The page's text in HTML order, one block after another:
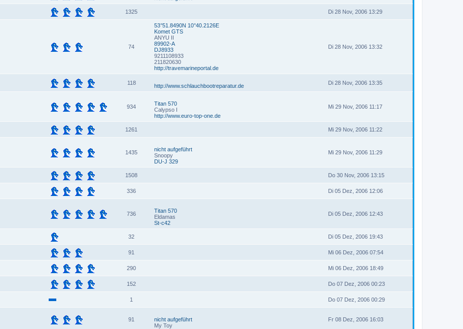
1325 Di 28 Nov, 2006 13:29
74
53°51.8490N 10°40.2126E
Komet GTS
ANYU II
89902-A
DJ8933
9211108933
211820630
http://travemarineportal.de
Di 28 Nov, 2006 13:32
118 http://www.schlauchbootreparatur.de Di 28 Nov, 2006 13:35
934
Titan 570
Calypso I
http://www.euro-top-one.de
Mi 29 Nov, 2006 11:17
1261 Mi 29 Nov, 2006 11:22
1435
nicht aufgeführt
Snoopy
DU-J 329
Mi 29 Nov, 2006 11:29
1508 Do 30 Nov, 2006 13:15
336 Di 05 Dez, 2006 12:06
736
Titan 570
Eldamas
St-c42
Di 05 Dez, 2006 12:43
32 Di 05 Dez, 2006 19:43
91 Mi 06 Dez, 2006 07:54
290 Mi 06 Dez, 2006 18:49
152 Do 07 Dez, 2006 00:23
1 Do 07 Dez, 2006 00:29
91
nicht aufgeführt
My Toy
Fr 08 Dez, 2006 16:03